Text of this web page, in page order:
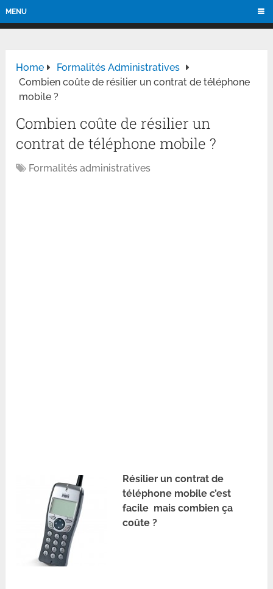
MENU
Home
Formalités Administratives
Combien coûte de résilier un contrat de téléphone
mobile ?
Combien coûte de résilier un
contrat de téléphone mobile ?
Formalités administratives
Résilier un contrat de
téléphone mobile c’est
facile mais combien ça
coûte ?